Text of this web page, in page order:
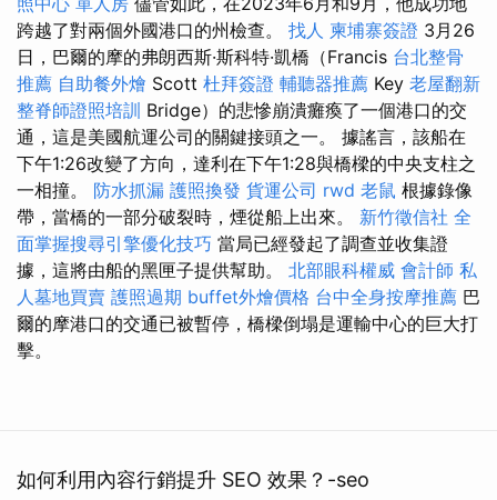
跨越了對兩個外國港口的州檢查。 找人 柬埔寨簽證 3月26
日，巴爾的摩的弗朗西斯·斯科特·凱橋（Francis 台北整骨
推薦 自助餐外燴 Scott 杜拜簽證 輔聽器推薦 Key 老屋翻新
整脊師證照培訓 Bridge）的悲慘崩潰癱瘓了一個港口的交
通，這是美國航運公司的關鍵接頭之一。 據謠言，該船在
下午1:26改變了方向，達利在下午1:28與橋樑的中央支柱之
一相撞。 防水抓漏 護照換發 貨運公司 rwd 老鼠 根據錄像
帶，當橋的一部分破裂時，煙從船上出來。 新竹徵信社 全
面掌握搜尋引擎優化技巧 當局已經發起了調查並收集證
據，這將由船的黑匣子提供幫助。 北部眼科權威 會計師 私
人墓地買賣 護照過期 buffet外燴價格 台中全身按摩推薦 巴
爾的摩港口的交通已被暫停，橋樑倒塌是運輸中心的巨大打
擊。
如何利用內容行銷提升 SEO 效果？-seo